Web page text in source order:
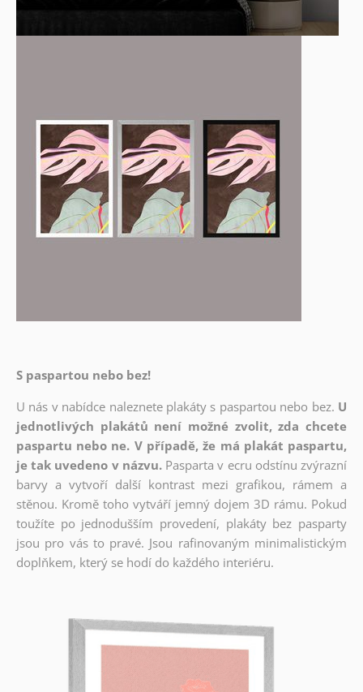
S paspartou nebo bez!
U nás v nabídce naleznete plakáty s paspartou nebo bez. U
jednotlivých plakátů není možné zvolit, zda chcete
paspartu nebo ne. V případě, že má plakát paspartu,
je tak uvedeno v názvu. Pasparta v ecru odstínu zvýrazní
barvy a vytvoří další kontrast mezi grafikou, rámem a
stěnou. Kromě toho vytváří jemný dojem 3D rámu. Pokud
toužíte po jednodušším provedení, plakáty bez pasparty
jsou pro vás to pravé. Jsou rafinovaným minimalistickým
doplňkem, který se hodí do každého interiéru.